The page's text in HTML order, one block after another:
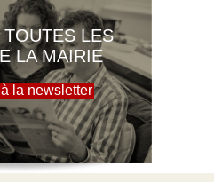
LES
LA MAIRIE
la newsletter